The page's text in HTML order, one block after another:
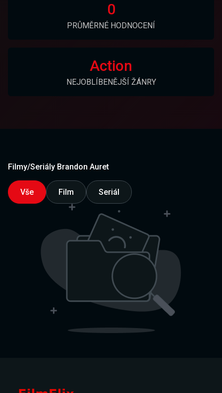
0
PRŮMĚRNÉ HODNOCENÍ
Action
NEJOBLÍBENĚJŠÍ ŽÁNRY
Filmy/Seriály Brandon Auret
Vše Film Seriál